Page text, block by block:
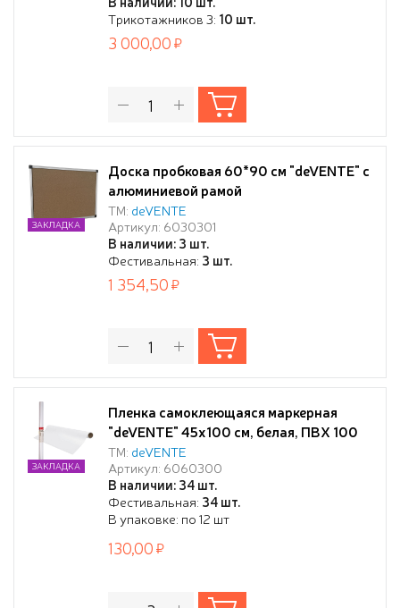
Трикотажников 3: 10 шт.
3 000,00
Доска пробковая 60*90 см "deVENTE" с
алюминиевой рамой
ТМ: deVENTE
Артикул: 6030301
В наличии: 3 шт.
Фестивальная: 3 шт.
ЗАКЛАДКА
1 354,50
Пленка самоклеющаяся маркерная
"deVENTE" 45х100 см, белая, ПВХ 100
мкм, глянцевая поверхность, в рулоне,
индивидуальная упаковка
ТМ: deVENTE
Артикул: 6060300
В наличии: 34 шт.
Фестивальная: 34 шт.
В упаковке: по 12 шт
ЗАКЛАДКА
130,00